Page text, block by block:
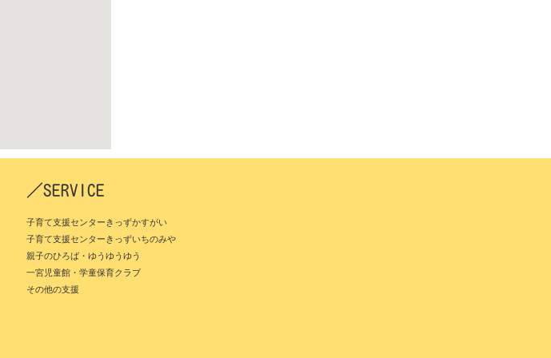
／SERVICE
子育て支援センターきっずかすがい
子育て支援センターきっずいちのみや
親子のひろば・ゆうゆうゆう
一宮児童館・学童保育クラブ
その他の支援